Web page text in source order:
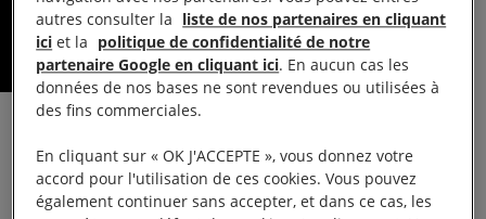
illustration d’Alizée De Pin
décidée en 1947 a été le point de départ du
drame, et non une solution équitable. Pouvez-vous
autres consulter la liste de nos partenaires en cliquant
ici et la politique de confidentialité de notre
partenaire Google en cliquant ici. En aucun cas les
données de nos bases ne sont revendues ou utilisées à
des fins commerciales.
En cliquant sur « OK J'ACCEPTE », vous donnez votre
accord pour l'utilisation de ces cookies. Vous pouvez
également continuer sans accepter, et dans ce cas, les